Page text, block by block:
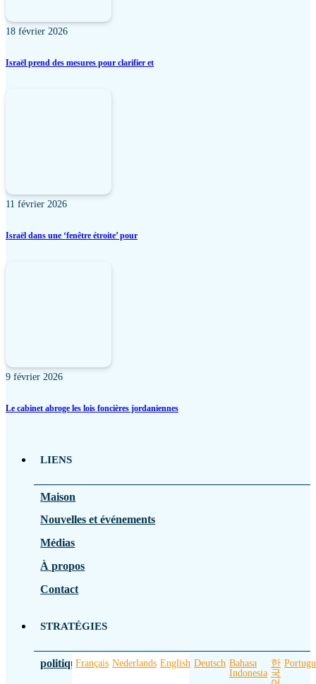
18 février 2026
Israël prend des mesures pour clarifier et
11 février 2026
Israël dans une ‘fenêtre étroite’ pour
9 février 2026
Le cabinet abroge les lois foncières jordaniennes
LIENS
Maison
Nouvelles et événements
Médias
À propos
Contact
STRATÉGIES
politique de confidentialité
Français Nederlands English Deutsch Bahasa
Indonesia
한
국